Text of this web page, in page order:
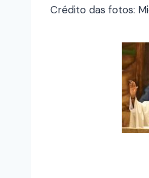
Crédito das fotos: